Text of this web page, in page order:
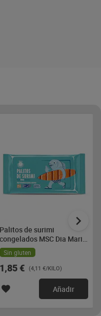
Palitos de surimi
congelados MSC Dia Mari
Marinera 450 g
Sin gluten
1,85 € (4,11 €/KILO)
Añadir